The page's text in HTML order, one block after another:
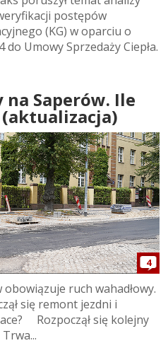
postępów
(KG) w oparciu o
Umowy Sprzedaży Ciepła.
na Saperów. Ile
4
obowiązuje ruch wahadłowy.
się remont jezdni i
Rozpoczął się kolejny